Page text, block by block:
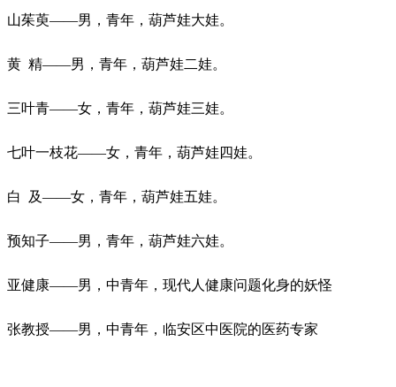
山茱萸——男，青年，葫芦娃大娃。
黄 精——男，青年，葫芦娃二娃。
三叶青——女，青年，葫芦娃三娃。
七叶一枝花——女，青年，葫芦娃四娃。
白 及——女，青年，葫芦娃五娃。
预知子——男，青年，葫芦娃六娃。
亚健康——男，中青年，现代人健康问题化身的妖怪
张教授——男，中青年，临安区中医院的医药专家